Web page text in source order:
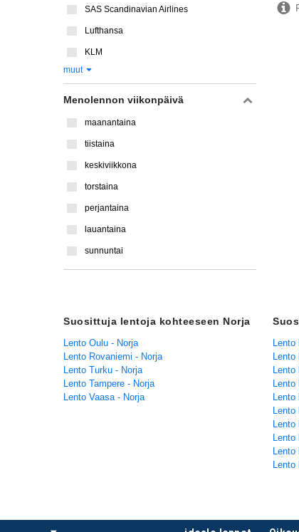
SAS Scandinavian Airlines
Lufthansa
KLM
muut
Menolennon viikonpäivä
maanantaina
tiistaina
keskiviikkona
torstaina
perjantaina
lauantaina
sunnuntai
Suosittuja lentoja kohteeseen Norja
Lento Oulu - Norja
Lento Rovaniemi - Norja
Lento Turku - Norja
Lento Tampere - Norja
Lento Vaasa - Norja
Lento
Lento
Lento
Lento
Lento
Lento
Lento
Lento